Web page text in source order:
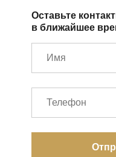
Оставьте
в ближайшее